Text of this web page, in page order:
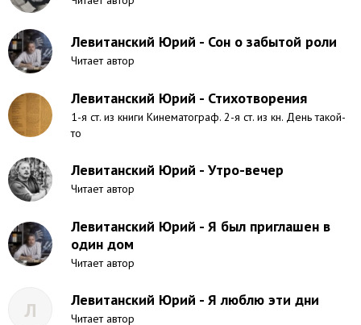
Левитанский Юрий - Сон о забытой роли
Читает автор
Левитанский Юрий - Стихотворения
1-я ст. из книги Кинематограф. 2-я ст. из кн. День такой-
то
Левитанский Юрий - Утро-вечер
Читает автор
Левитанский Юрий - Я был приглашен в
один дом
Читает автор
Л Левитанский Юрий - Я люблю эти дни
Читает автор